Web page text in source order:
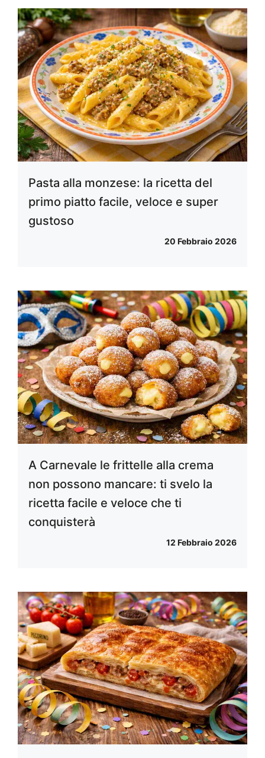
Pasta alla monzese: la ricetta del
primo piatto facile, veloce e super
gustoso
20 Febbraio 2026
A Carnevale le frittelle alla crema
non possono mancare: ti svelo la
ricetta facile e veloce che ti
conquisterà
12 Febbraio 2026